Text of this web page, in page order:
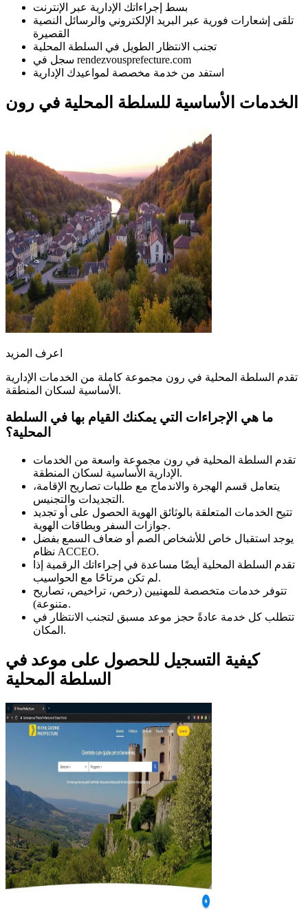
بسط إجراءاتك الإدارية عبر الإنترنت
تلقى إشعارات فورية عبر البريد الإلكتروني والرسائل النصية
القصيرة
تجنب الانتظار الطويل في السلطة المحلية
سجل في rendezvousprefecture.com
استفد من خدمة مخصصة لمواعيدك الإدارية
الخدمات الأساسية للسلطة المحلية في رون
اعرف المزيد
تقدم السلطة المحلية في رون مجموعة كاملة من الخدمات الإدارية
الأساسية لسكان المنطقة.
ما هي الإجراءات التي يمكنك القيام بها في السلطة
المحلية؟
تقدم السلطة المحلية في رون مجموعة واسعة من الخدمات
الإدارية الأساسية لسكان المنطقة.
يتعامل قسم الهجرة والاندماج مع طلبات تصاريح الإقامة،
التجديدات والتجنيس.
تتيح الخدمات المتعلقة بالوثائق الهوية الحصول على أو تجديد
جوازات السفر وبطاقات الهوية.
يوجد استقبال خاص للأشخاص الصم أو ضعاف السمع بفضل
نظام ACCEO.
تقدم السلطة المحلية أيضًا مساعدة في إجراءاتك الرقمية إذا
لم تكن مرتاحًا مع الحواسيب.
تتوفر خدمات متخصصة للمهنيين (رخص، تراخيص، تصاريح
متنوعة).
تتطلب كل خدمة عادةً حجز موعد مسبق لتجنب الانتظار في
المكان.
كيفية التسجيل للحصول على موعد في
السلطة المحلية